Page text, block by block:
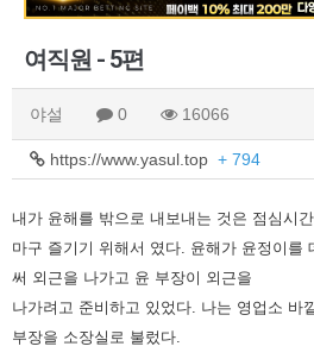
여직원 - 5편
야설 0 16066
https://www.yasul.top + 794
내가 윤해를 밖으로 내보내는 것은 점심시
마구 즐기기 위해서 였다. 윤해가 윤정이를
써 외근을 나가고 윤 부장이 외근을
나가려고 준비하고 있었다. 나는 영업소 바
부장을 소장실로 불렀다.